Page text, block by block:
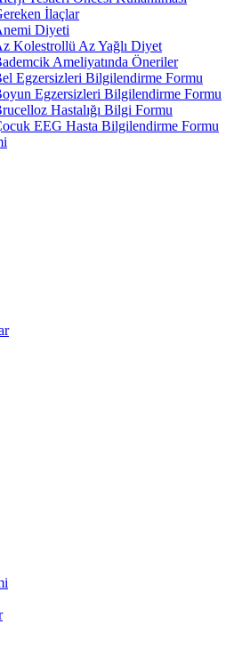
İlaçlar
Diyeti
Kolestrollü Az Yağlı Diyet
Ameliyatında Öneriler
Egzersizleri Bilgilendirme Formu
Egzersizleri Bilgilendirme Formu
Hastalığı Bilgi Formu
EEG Hasta Bilgilendirme Formu